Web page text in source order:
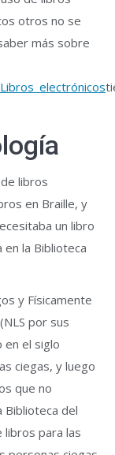
otros no se
más sobre
libros
en Braille, y
un libro
en la Biblioteca
y Físicamente
por sus
en el siglo
ciegas, y luego
que no
Biblioteca del
para las